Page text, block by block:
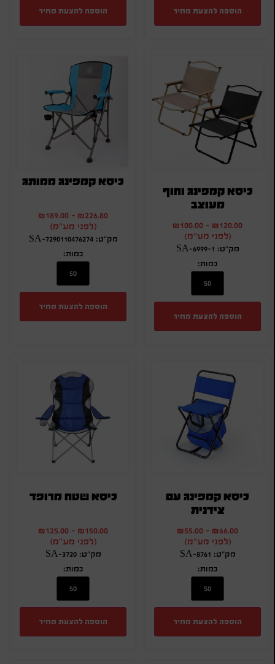
הוספה להצעת מחיר הוספה להצעת מחיר
כיסא קמפינג וחוף
מעוצב
₪120.00
-
₪100.00
(לפני מע"מ)
מק"ט: SA-6999-1
כמות:
הוספה להצעת מחיר
כיסא קמפינג ממותג
₪226.80
-
₪189.00
(לפני מע"מ)
מק"ט: SA-7290110476274
כמות:
הוספה להצעת מחיר
כיסא קמפינג עם
צידנית
₪66.00
-
₪55.00
(לפני מע"מ)
מק"ט: SA-8761
כמות:
הוספה להצעת מחיר
כיסא שטח מרופד
₪150.00
-
₪125.00
(לפני מע"מ)
מק"ט: SA-3720
כמות:
הוספה להצעת מחיר